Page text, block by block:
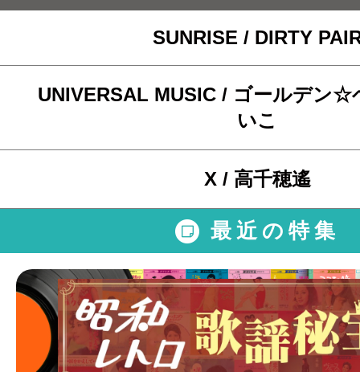
SUNRISE / DIRTY
UNIVERSAL MUSIC / ゴールデン☆
いこ
X / 高千穂遙
最近の特集